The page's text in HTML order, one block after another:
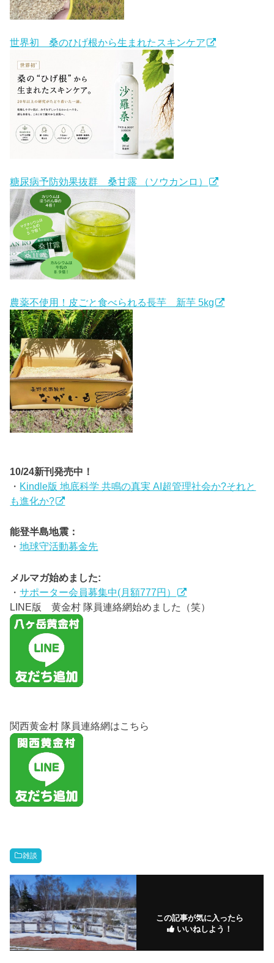
世界初 桑のひげ根から生まれたスキンケア
糖尿病予防効果抜群 桑甘露 （ソウカンロ）
農薬不使用！皮ごと食べられる長芋 新芋 5kg
10/24新刊発売中！
・ Kindle版 地底科学 共鳴の真実 AI超管理社会か?それと
も進化か?
能登半島地震：
・地球守活動募金先
メルマガ始めました:
・サポーター会員募集中(月額777円）
LINE版 黄金村 隊員連絡網始めました（笑）
関西黄金村 隊員連絡網はこちら
雑談
この記事が気に入ったら
いいねしよう！